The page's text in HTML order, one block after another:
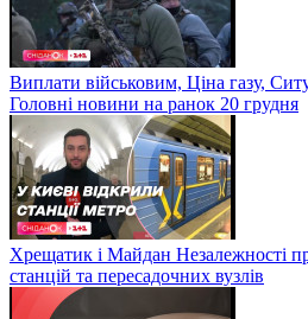
Виплати військовим, Ціна газу,
Головні новини на ранок 20 грудня
Хрещатик і Майдан Незалежності
станцій та пересадочних вузлів